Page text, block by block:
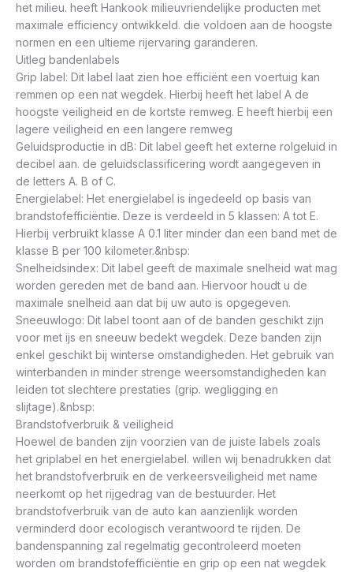
het milieu. heeft Hankook milieuvriendelijke producten met
maximale efficiency ontwikkeld. die voldoen aan de hoogste
normen en een ultieme rijervaring garanderen.
Uitleg bandenlabels
Grip label: Dit label laat zien hoe efficiënt een voertuig kan
remmen op een nat wegdek. Hierbij heeft het label A de
hoogste veiligheid en de kortste remweg. E heeft hierbij een
lagere veiligheid en een langere remweg
Geluidsproductie in dB: Dit label geeft het externe rolgeluid in
decibel aan. de geluidsclassificering wordt aangegeven in
de letters A. B of C.
Energielabel: Het energielabel is ingedeeld op basis van
brandstofefficiëntie. Deze is verdeeld in 5 klassen: A tot E.
Hierbij verbruikt klasse A 0.1 liter minder dan een band met de
klasse B per 100 kilometer.&nbsp:
Snelheidsindex: Dit label geeft de maximale snelheid wat mag
worden gereden met de band aan. Hiervoor houdt u de
maximale snelheid aan dat bij uw auto is opgegeven.
Sneeuwlogo: Dit label toont aan of de banden geschikt zijn
voor met ijs en sneeuw bedekt wegdek. Deze banden zijn
enkel geschikt bij winterse omstandigheden. Het gebruik van
winterbanden in minder strenge weersomstandigheden kan
leiden tot slechtere prestaties (grip. wegligging en
slijtage).&nbsp:
Brandstofverbruik & veiligheid
Hoewel de banden zijn voorzien van de juiste labels zoals
het griplabel en het energielabel. willen wij benadrukken dat
het brandstofverbruik en de verkeersveiligheid met name
neerkomt op het rijgedrag van de bestuurder. Het
brandstofverbruik van de auto kan aanzienlijk worden
verminderd door ecologisch verantwoord te rijden. De
bandenspanning zal regelmatig gecontroleerd moeten
worden om brandstofefficiëntie en grip op een nat wegdek